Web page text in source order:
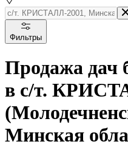
Фильтры
Продажа дач
в с/т.
Минская